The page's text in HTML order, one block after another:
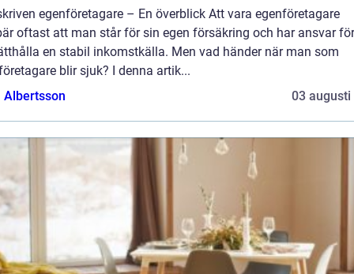
egenföretagare – En överblick Att vara egenföretagare
oftast att man står för sin egen försäkring och har ansvar
en stabil inkomstkälla. Men vad händer när man som
blir sjuk? I denna artik...
Albertsson
03 augusti